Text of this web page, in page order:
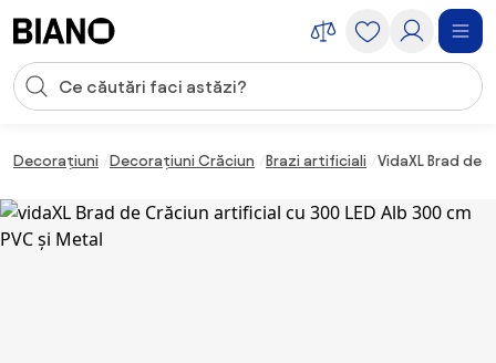
Introducerea căutării
Decorațiuni Decorațiuni Crăciun Brazi artificiali VidaXL Brad de